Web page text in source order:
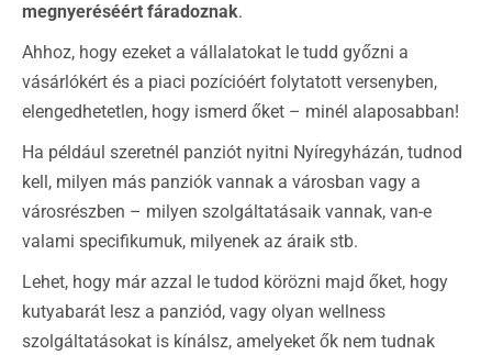
megnyeréséért fáradoznak.
Ahhoz, hogy ezeket a vállalatokat le tudd győzni a
vásárlókért és a piaci pozícióért folytatott versenyben,
elengedhetetlen, hogy ismerd őket – minél alaposabban!
Ha például szeretnél panziót nyitni Nyíregyházán, tudnod
kell, milyen más panziók vannak a városban vagy a
városrészben – milyen szolgáltatásaik vannak, van-e
valami specifikumuk, milyenek az áraik stb.
Lehet, hogy már azzal le tudod körözni majd őket, hogy
kutyabarát lesz a panziód, vagy olyan wellness
szolgáltatásokat is kínálsz, amelyeket ők nem tudnak